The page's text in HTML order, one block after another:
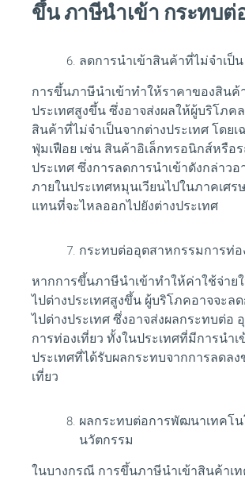
ขึ้น ภาษีนำเข้า กระทบต่
ลดการนำเข้าสินค้าที่ไม่จำเป็น
การขึ้นภาษีนำเข้าทำให้ราคาของสินค้
ประเทศสูงขึ้น ซึ่งอาจส่งผลให้ผู้บริโภค
สินค้าที่ไม่จำเป็นจากต่างประเทศ โดย
ฟุ่มเฟือย เช่น สินค้าอิเล็กทรอนิกส์หรือ
ประเทศ ซึ่งการลดการนำเข้าดังกล่าว
ภายในประเทศหมุนเวียนไปในภาคเศร
แทนที่จะไหลออกไปยังต่างประเทศ
กระทบต่ออุตสาหกรรมการท่อ
หากการขึ้นภาษีนำเข้าทำให้ค่าใช้จ่าย
ไปต่างประเทศสูงขึ้น ผู้บริโภคอาจจะล
ไปต่างประเทศ ซึ่งอาจส่งผลกระทบต่อ
การท่องเที่ยว ทั้งในประเทศที่มีการนำเ
ประเทศที่ได้รับผลกระทบจากการลดล
เที่ยว
ผลกระทบต่อการพัฒนาเทคโน
นวัตกรรม
ในบางกรณี การขึ้นภาษีนำเข้าสินค้าเ